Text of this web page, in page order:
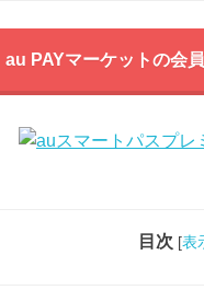
au PAYマーケットの会
目次 [表